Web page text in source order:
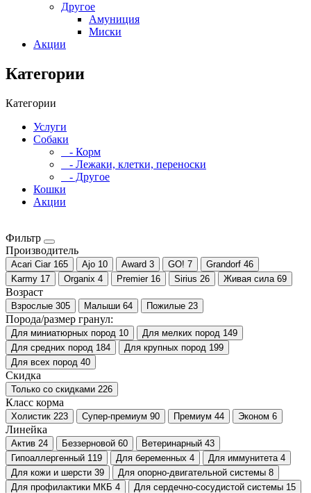
Другое
Амуниция
Миски
Акции
Категории
Категории
Услуги
Собаки
- Корм
- Лежаки, клетки, переноски
- Другое
Кошки
Акции
Фильтр
Производитель
Acari Ciar 165 Ajo 10 Award 3 GO! 7 Grandorf 46
Karmy 17 Organix 4 Premier 16 Sirius 26 Живая сила 69
Возраст
Взрослые 305 Малыши 64 Пожилые 23
Порода/размер гранул:
Для миниатюрных пород 10 Для мелких пород 149
Для средних пород 184 Для крупных пород 199
Для всех пород 40
Скидка
Только со cкидками 226
Класс корма
Холистик 223 Супер-премиум 90 Премиум 44 Эконом 6
Линейка
Актив 24 Беззерновой 60 Ветеринарный 43
Гипоаллергенный 119 Для беременных 4 Для иммунитета 4
Для кожи и шерсти 39 Для опорно-двигательной системы 8
Для профилактики МКБ 4 Для сердечно-сосудистой системы 15